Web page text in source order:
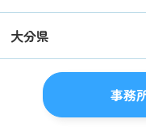
大分県
事務